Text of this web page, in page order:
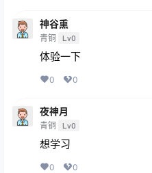
神谷熏
青铜 Lv0
体验一下
0 0
夜神月
青铜 Lv0
想学习
0 0